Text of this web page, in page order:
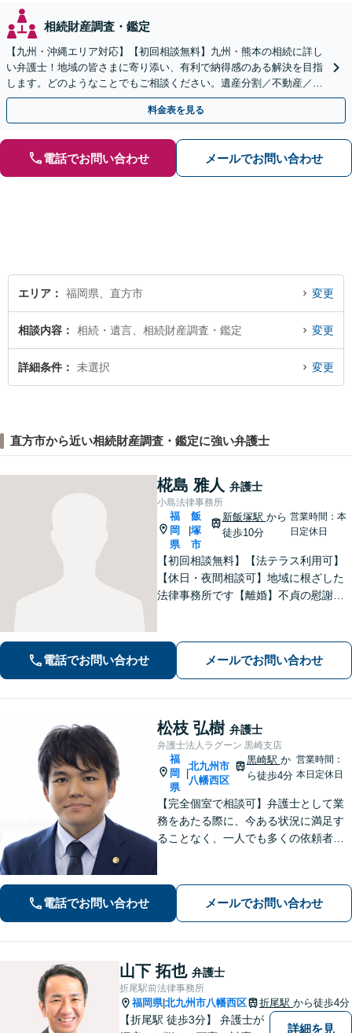
相続財産調査・鑑定
【九州・沖縄エリア対応】【初回相談無料】九州・熊本の相続に詳し
い弁護士！地域の皆さまに寄り添い、有利で納得感のある解決を目指
します。どのようなことでもご相談ください。遺産分割／不動産／遺
言書／使い込み／寄与分／遺留分／相続放棄【完全個室】
料金表を見る
電話でお問い合わせ メールでお問い合わせ
エリア 福岡県、直方市 変更
相談内容 相続・遺言、相続財産調査・鑑定 変更
詳細条件 未選択 変更
直方市から近い相続財産調査・鑑定に強い弁護士
椛島 雅人 弁護士
小島法律事務所
福
岡
県
飯
塚
市
新飯塚駅 から
徒歩10分
営業時間：本
日定休日
【初回相談無料】【法テラス利用可】
【休日・夜間相談可】地域に根ざした
法律事務所です【離婚】不貞の慰謝料
害、過失、後遺障害、交渉、訴訟な
ど、解決実績豊富。弁護士特約を利用
できます。
電話でお問い合わせ メールでお問い合わせ
松枝 弘樹 弁護士
弁護士法人ラグーン 黒崎支店
福
岡
県
|
北九州市
八幡西区
黒崎駅 か
ら徒歩4分
営業時間：
本日定休日
【完全個室で相談可】弁護士として業
務をあたる際に、今ある状況に満足す
ることなく、一人でも多くの依頼者の
ての法的な支援を丁寧に行えるよう心
掛け、日々努力を重ねていきます。
電話でお問い合わせ メールでお問い合わせ
山下 拓也 弁護士
折尾駅前法律事務所
福岡県|北九州市八幡西区 折尾駅 から徒歩4分
【折尾駅 徒歩3分】 弁護士が
詳細を見